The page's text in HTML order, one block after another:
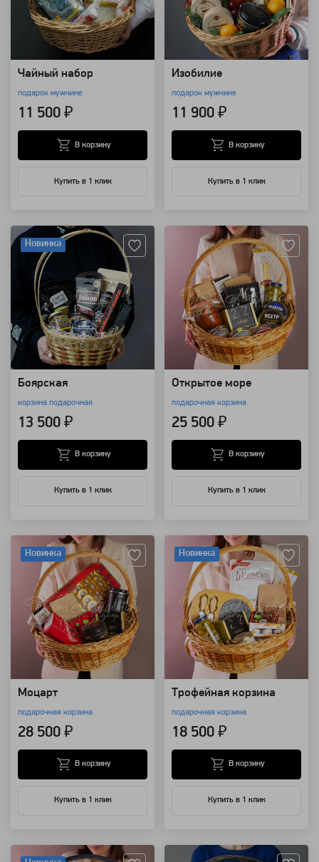
Чайный набор
подарок мужчине
11 500 ₽
Купить в 1 клик
В корзину
Изобилие
подарок мужчине
11 900 ₽
Купить в 1 клик
В корзину
Новинка
Боярская
корзина подарочная
13 500 ₽
Купить в 1 клик
В корзину
Открытое море
подарочная корзина
25 500 ₽
Купить в 1 клик
В корзину
Новинка
Моцарт
подарочная корзина
28 500 ₽
Купить в 1 клик
В корзину
Новинка
Трофейная корзина
подарочная корзина
18 500 ₽
Купить в 1 клик
В корзину